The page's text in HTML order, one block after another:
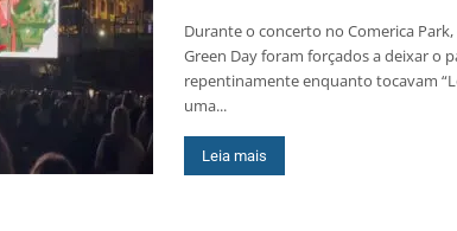
Durante o concerto no Comerica
Green Day foram forçados a deixar o
repentinamente enquanto tocavam
uma...
Leia mais